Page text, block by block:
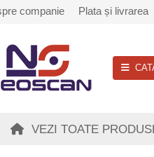
companie Plata și livrarea
VEZI TOATE